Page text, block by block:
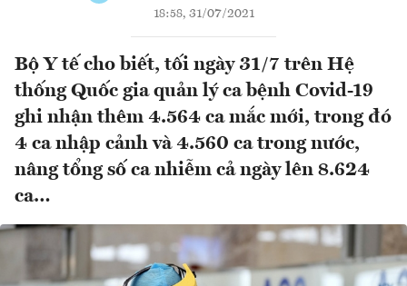
18:58, 31/07/2021
Bộ Y tế cho biết, tối ngày 31/7 trên Hệ
thống Quốc gia quản lý ca bệnh Covid-19
ghi nhận thêm 4.564 ca mắc mới, trong đó
4 ca nhập cảnh và 4.560 ca trong nước,
nâng tổng số ca nhiễm cả ngày lên 8.624
ca…